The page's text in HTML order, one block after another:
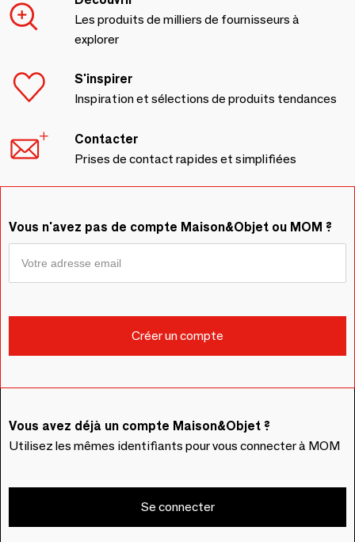
Les produits de milliers de fournisseurs à
explorer
S'inspirer
Inspiration et sélections de produits tendances
Contacter
Prises de contact rapides et simplifiées
Vous n'avez pas de compte Maison&Objet ou MOM ?
Vous avez déjà un compte Maison&Objet ?
Utilisez les mêmes identifiants pour vous connecter à MOM
Se connecter